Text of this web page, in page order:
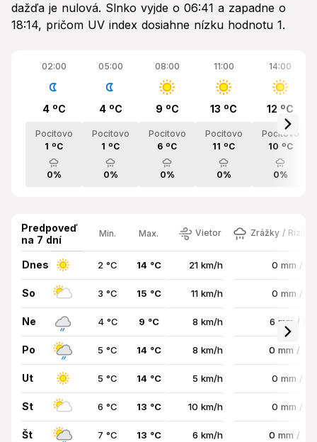
dažďa je nulová. Slnko vyjde o 06:41 a zapadne o
18:14, pričom UV index dosiahne nízku hodnotu 1.
02:00
4 ºC
Pocitovo
1 ºC
0%
05:00
4 ºC
Pocitovo
1 ºC
0%
08:00
9 ºC
Pocitovo
6 ºC
0%
11:00
13 ºC
Pocitovo
11 ºC
0%
14:00
12 ºC
Pocitovo
10 ºC
0%
Predpoveď
na 7 dní
Min. Max. Vietor Zrážky / Riziko
Dnes 2 °C 14 °C 21 km/h 0 mm /
So 3 °C 15 °C 11 km/h 0 mm /
Ne 4 °C 9 °C 8 km/h 6 mm /
Po 5 °C 14 °C 8 km/h 0 mm /
Ut 5 °C 14 °C 5 km/h 0 mm /
St 6 °C 13 °C 10 km/h 0 mm /
Št 7 °C 13 °C 6 km/h 0 mm /